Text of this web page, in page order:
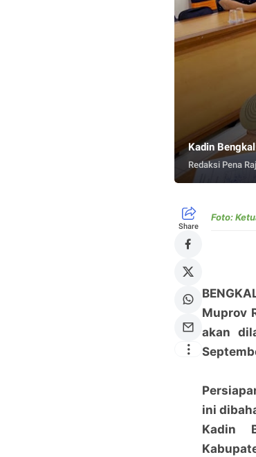
Kadin
Redaksi Pena
Share
Foto:
Muprov
akan
ini
Kadin